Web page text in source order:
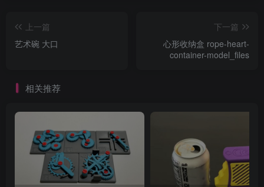
上一篇
艺术碗 大口
下一篇
心形收纳盒 rope-heart-
container-model_files
相关推荐